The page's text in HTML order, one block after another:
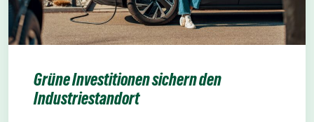
Grüne Investitionen sichern den
Industriestandort